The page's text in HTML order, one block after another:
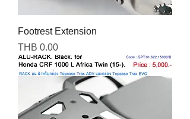
Footrest Extension
Price
THB 0.00